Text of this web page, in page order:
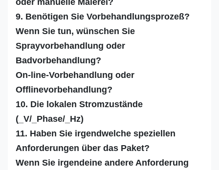
oder manuelle Malerei?
9. Benötigen Sie Vorbehandlungsprozeß?
Wenn Sie tun, wünschen Sie
Sprayvorbehandlung oder
Badvorbehandlung?
On-line-Vorbehandlung oder
Offlinevorbehandlung?
10. Die lokalen Stromzustände
(_V/_Phase/_Hz)
11. Haben Sie irgendwelche speziellen
Anforderungen über das Paket?
Wenn Sie irgendeine andere Anforderung